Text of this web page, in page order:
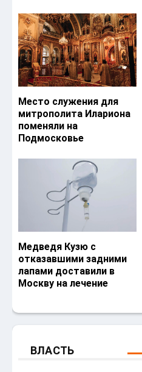
Место служения для
митрополита Илариона
поменяли на
Подмосковье
Медведя Кузю с
отказавшими задними
лапами доставили в
Москву на лечение
ВЛАСТЬ